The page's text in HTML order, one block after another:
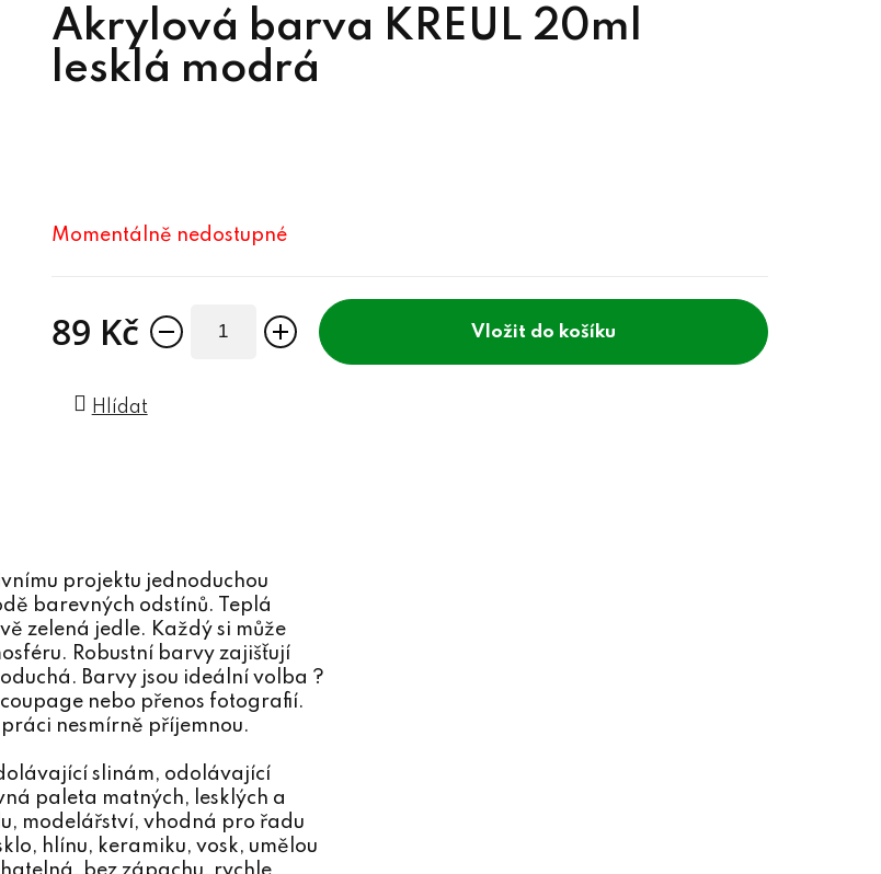
Akrylová barva KREUL 20ml
lesklá modrá
Momentálně nedostupné
89 Kč do košíku
Hlídat
projektu jednoduchou
barevných odstínů. Teplá
zelená jedle. Každý si může
Robustní barvy zajišťují
Barvy jsou ideální volba ?
nebo přenos fotografií.
nesmírně příjemnou.
slinám, odolávající
paleta matných, lesklých a
modelářství, vhodná pro řadu
hlínu, keramiku, vosk, umělou